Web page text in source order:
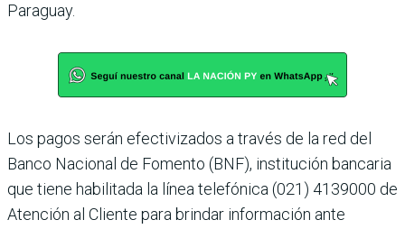
Paraguay.
Los pagos serán efectivizados a través de la red del
Banco Nacional de Fomento (BNF), institución bancaria
que tiene habilitada la línea telefónica (021) 4139000 de
Atención al Cliente para brindar información ante